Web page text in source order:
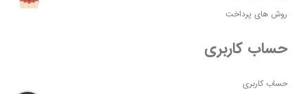
روش های پرداخت
حساب کاربری
حساب کاربری